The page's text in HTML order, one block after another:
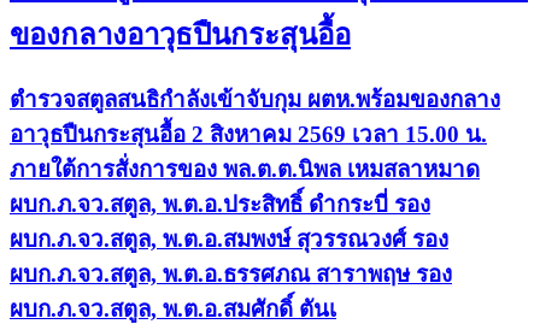
ของกลางอาวุธปืนกระสุนอื้อ
ตำรวจสตูลสนธิกำลังเข้าจับกุม ผตห.พร้อมของกลาง
อาวุธปืนกระสุนอื้อ 2 สิงหาคม 2569 เวลา 15.00 น.
ภายใต้การสั่งการของ พล.ต.ต.นิพล เหมสลาหมาด
ผบก.ภ.จว.สตูล, พ.ต.อ.ประสิทธิ์ ดำกระบี่ รอง
ผบก.ภ.จว.สตูล, พ.ต.อ.สมพงษ์ สุวรรณวงศ์ รอง
ผบก.ภ.จว.สตูล, พ.ต.อ.ธรรศภณ สาราพฤษ รอง
ผบก.ภ.จว.สตูล, พ.ต.อ.สมศักดิ์ ตันเ